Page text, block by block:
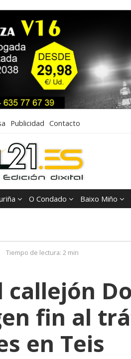
Publicidad Contacto
O Condado Baixo Miño
Tiempo de lectura: 2 min
callejón
fin al
en Teis